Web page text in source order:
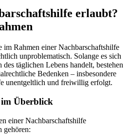
erlaubt?
im Rahmen einer Nachbarschaftshilfe
unproblematisch. Solange es sich
täglichen Lebens handelt, bestehen
Bedenken – insbesondere
unentgeltlich und freiwillig erfolgt.
Überblick
einer Nachbarschaftshilfe
gehören: